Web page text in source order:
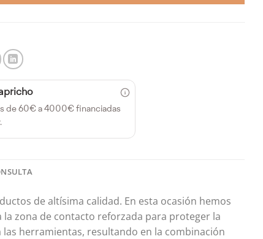
de 60€ a 4000€ financiadas
de altísima calidad. En esta ocasión hemos
zona de contacto reforzada para proteger la
herramientas, resultando en la combinación